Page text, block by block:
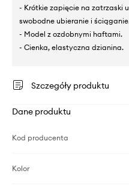
- Krótkie zapięcie na zatrzaski
swobodne ubieranie i
- Model z ozdobnymi haftami.
- Cienka, elastyczna dzianina.
Szczegóły produktu
Dane produktu
Kod producenta
Kolor